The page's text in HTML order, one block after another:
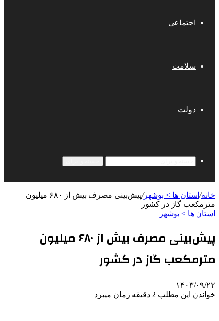
اجتماعی
سلامت
دولت
خانه/ استان ها > بوشهر/
پیش‌بینی مصرف بیش از ۶۸۰ میلیون
مترمکعب گاز در کشور
استان ها > بوشهر
پیش‌بینی مصرف بیش از ۶۸۰ میلیون
مترمکعب گاز در کشور
۱۴۰۳/۰۹/۲۲
خواندن این مطلب 2 دقیقه زمان میبرد